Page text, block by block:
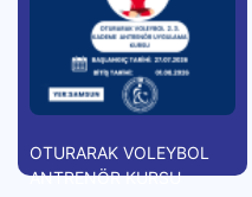
OTURARAK VOLEYBOL
ANTRENÖR KURSU